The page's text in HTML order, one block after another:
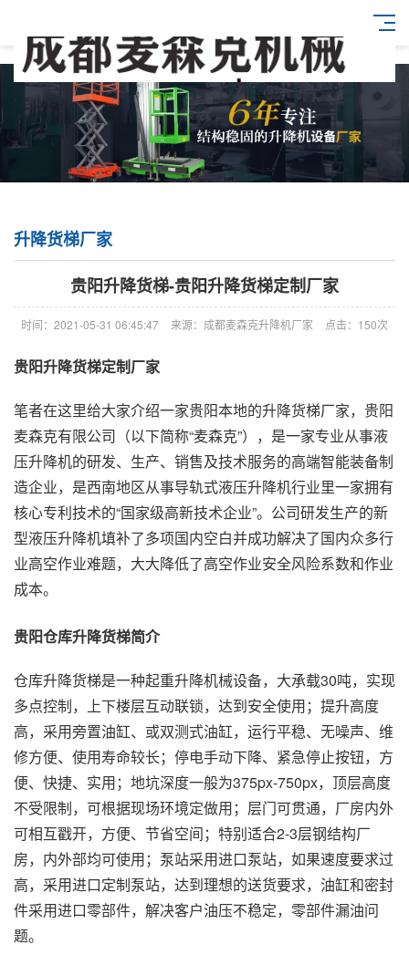
升降货梯厂家
贵阳升降货梯-贵阳升降货梯定制厂家
时间：2021-05-31 06:45:47 来源：成都麦森克升降机厂家 点击：150次
贵阳升降货梯定制厂家
笔者在这里给大家介绍一家贵阳本地的升降货梯厂家，贵阳
麦森克有限公司（以下简称“麦森克”），是一家专业从事液
压升降机的研发、生产、销售及技术服务的高端智能装备制
造企业，是西南地区从事导轨式液压升降机行业里一家拥有
核心专利技术的“国家级高新技术企业”。公司研发生产的新
型液压升降机填补了多项国内空白并成功解决了国内众多行
业高空作业难题，大大降低了高空作业安全风险系数和作业
成本。
贵阳仓库升降货梯简介
仓库升降货梯是一种起重升降机械设备，大承载30吨，实现
多点控制，上下楼层互动联锁，达到安全使用；提升高度
高，采用旁置油缸、或双测式油缸，运行平稳、无噪声、维
修方便、使用寿命较长；停电手动下降、紧急停止按钮，方
便、快捷、实用；地坑深度一般为375px-750px，顶层高度
不受限制，可根据现场环境定做用；层门可贯通，厂房内外
可相互戳开，方便、节省空间；特别适合2-3层钢结构厂
房，内外部均可使用；泵站采用进口泵站，如果速度要求过
高，采用进口定制泵站，达到理想的送货要求，油缸和密封
件采用进口零部件，解决客户油压不稳定，零部件漏油问
题。